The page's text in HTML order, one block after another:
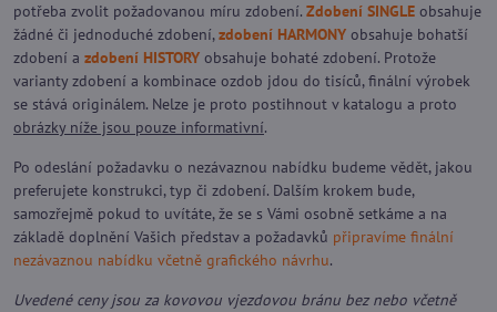
potřeba zvolit požadovanou míru zdobení. Zdobení SINGLE obsahuje
žádné či jednoduché zdobení,zdobení HARMONY obsahuje bohatší
zdobení a zdobení HISTORY obsahuje bohaté zdobení. Protože
varianty zdobení a kombinace ozdob jdou do tisíců, finální výrobek
se stává originálem. Nelze je proto postihnout v katalogu a proto
obrázky níže jsou pouze informativní.
Po odeslání požadavku o nezávaznou nabídku budeme vědět, jakou
preferujete konstrukci, typ či zdobení. Dalším krokem bude,
samozřejmě pokud to uvítáte, že se s Vámi osobně setkáme a na
základě doplnění Vašich představ a požadavků připravíme finální
nezávaznou nabídku včetně grafického návrhu.
Uvedené ceny jsou za kovovou vjezdovou bránu bez nebo včetně